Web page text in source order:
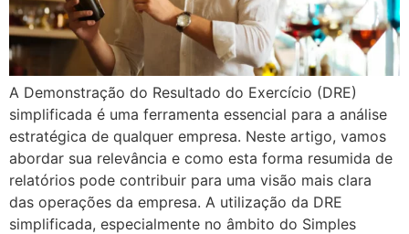
A Demonstração do Resultado do Exercício (DRE)
simplificada é uma ferramenta essencial para a análise
estratégica de qualquer empresa. Neste artigo, vamos
abordar sua relevância e como esta forma resumida de
relatórios pode contribuir para uma visão mais clara
das operações da empresa. A utilização da DRE
simplificada, especialmente no âmbito do Simples